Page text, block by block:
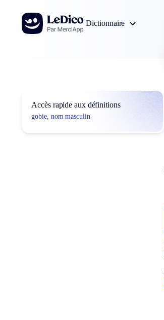
Aller au contenu
Dictionnaire
Accès rapide aux définitions
gobie, nom masculin